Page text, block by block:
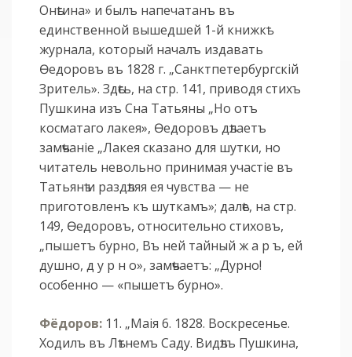
Онѣгина» и былъ напечатанъ въ
единственной вышедшей 1-й книжкѣ
журнала, который началъ издавать
Ѳедоровъ въ 1828 г. „Санктпетербургскій
Зритель». Здѣсь, на стр. 141, приводя стихъ
Пушкина изъ Сна Татьяны „Но отъ
косматаго лакея», Ѳедоровъ дѣлаетъ
замѣчаніе „Лакея сказано для шутки, но
читатель невольно принимая участіе въ
Татьянѣ и раздѣляя ея чувства — не
приготовленъ къ шуткамъ»; далѣе, на стр.
149, Ѳедоровъ, относительно стиховъ,
„пышетъ бурно, Въ ней тайныйж а р ъ, ей
душно,д у р н о», замѣчаетъ: „Дурно!
особенно — «пышетъ бурно».
Фёдоров: 11. „Маія 6. 1828. Воскресенье.
Ходилъ въ Лѣтнемъ Саду. Видѣлъ Пушкина,